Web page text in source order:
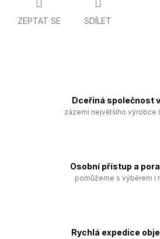
ZEPTAT SE SDÍLET
Dceřiná společnost
zázemí největšího výrobce
Osobní přístup a
pomůžeme s výběrem i
Rychlá expedice